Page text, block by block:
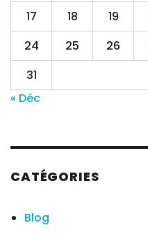
17
18 19
24
25 26
31
« Déc
CATÉGORIES
Blog